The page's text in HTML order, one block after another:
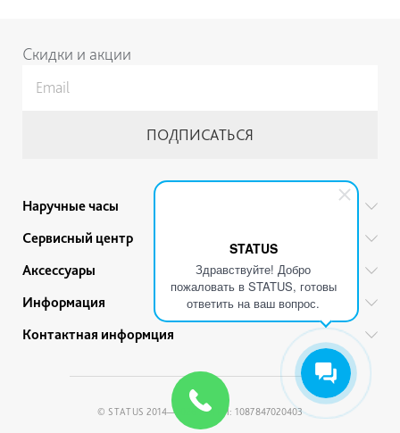
STATUS
Здравствуйте! Добро
пожаловать в STATUS, готовы
ответить на ваш вопрос.
Скидки и акции
Наручные часы
Все бренды
Женские часы
Детские часы
Сервисный центр
Гарантийный ремонт
Прайс
Советы по уходу
Аксессуары
Ручки
Ремешки для часов
Информация
Привилегии
Рассрочка
Контактная информция
+7 (812) 200-46-37
Адреса магазинов© STATUS 2014—2026 / ОГРН: 1087847020403